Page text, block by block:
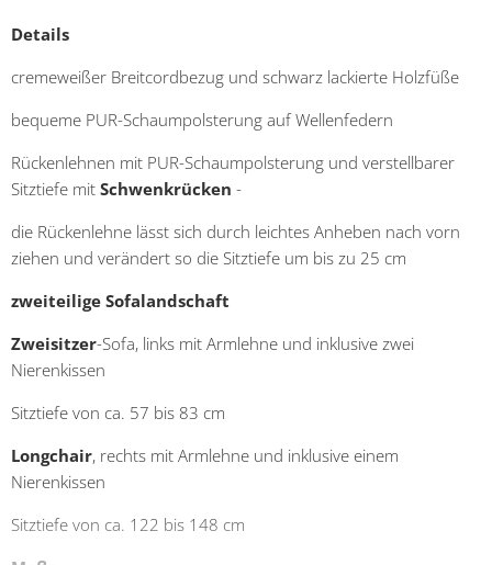
Details
cremeweißer Breitcordbezug und schwarz lackierte Holzfüße
bequeme PUR-Schaumpolsterung auf Wellenfedern
Rückenlehnen mit PUR-Schaumpolsterung und verstellbarer
Sitztiefe mit Schwenkrücken -
die Rückenlehne lässt sich durch leichtes Anheben nach vorn
ziehen und verändert so die Sitztiefe um bis zu 25 cm
zweiteilige Sofalandschaft
Zweisitzer-Sofa, links mit Armlehne und inklusive zwei
Nierenkissen
Sitztiefe von ca. 57 bis 83 cm
Longchair, rechts mit Armlehne und inklusive einem
Nierenkissen
Sitztiefe von ca. 122 bis 148 cm